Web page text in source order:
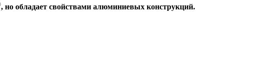
, но обладает свойствами алюминиевых конструкций.